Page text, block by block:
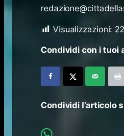
Visualizzazioni:
Condividi con i tuoi
Condividi l’articolo